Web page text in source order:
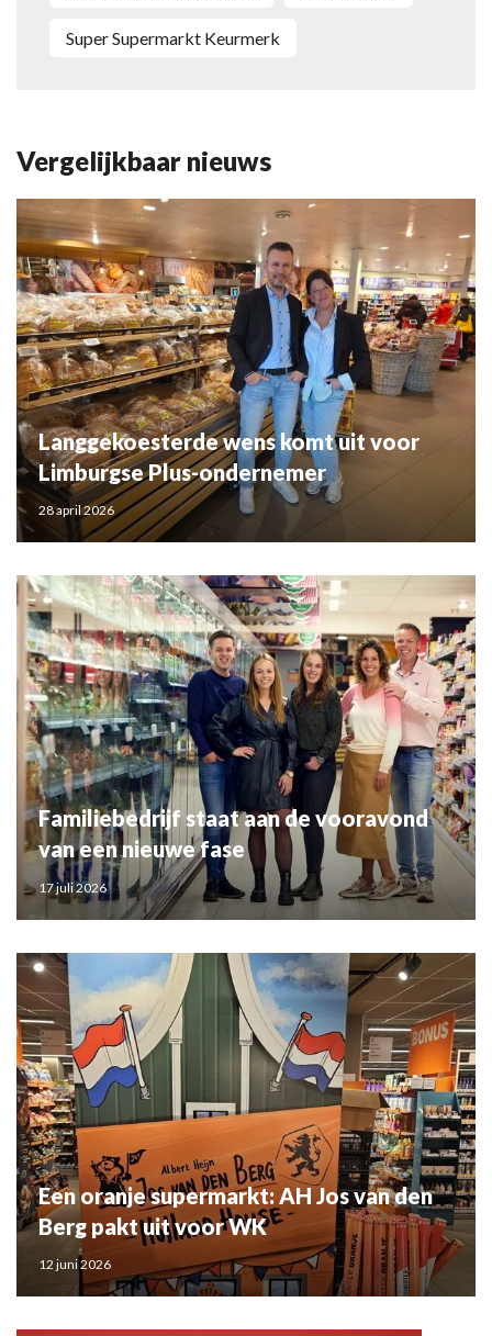
Super Supermarkt Keurmerk
Vergelijkbaar nieuws
Langgekoesterde wens komt uit voor
Limburgse Plus-ondernemer
28 april 2026
Familiebedrijf staat aan de vooravond
van een nieuwe fase
17 juli 2026
Een oranje supermarkt: AH Jos van den
Berg pakt uit voor WK
12 juni 2026